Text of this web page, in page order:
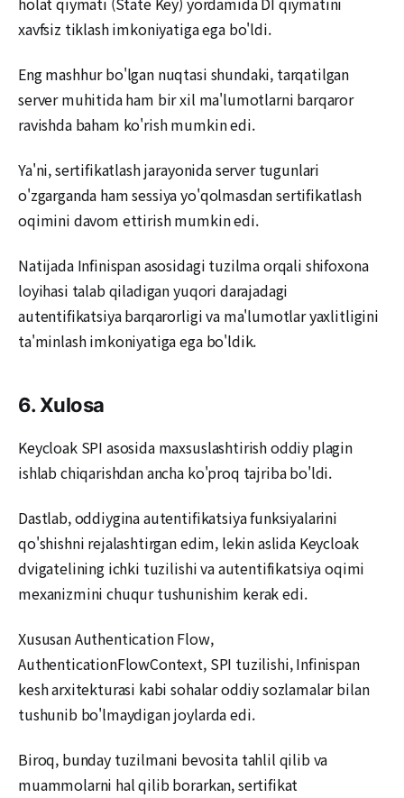
xavfsiz tiklash imkoniyatiga ega bo'ldi.
Eng mashhur bo'lgan nuqtasi shundaki, tarqatilgan
server muhitida ham bir xil ma'lumotlarni barqaror
ravishda baham ko'rish mumkin edi.
Ya'ni, sertifikatlash jarayonida server tugunlari
o'zgarganda ham sessiya yo'qolmasdan sertifikatlash
oqimini davom ettirish mumkin edi.
Natijada Infinispan asosidagi tuzilma orqali shifoxona
loyihasi talab qiladigan yuqori darajadagi
autentifikatsiya barqarorligi va ma'lumotlar yaxlitligini
ta'minlash imkoniyatiga ega bo'ldik.
6. Xulosa
Keycloak SPI asosida maxsuslashtirish oddiy plagin
ishlab chiqarishdan ancha ko'proq tajriba bo'ldi.
Dastlab, oddiygina autentifikatsiya funksiyalarini
qo'shishni rejalashtirgan edim, lekin aslida Keycloak
dvigatelining ichki tuzilishi va autentifikatsiya oqimi
mexanizmini chuqur tushunishim kerak edi.
Xususan Authentication Flow,
AuthenticationFlowContext, SPI tuzilishi, Infinispan
kesh arxitekturasi kabi sohalar oddiy sozlamalar bilan
tushunib bo'lmaydigan joylarda edi.
Biroq, bunday tuzilmani bevosita tahlil qilib va
muammolarni hal qilib borarkan, sertifikat